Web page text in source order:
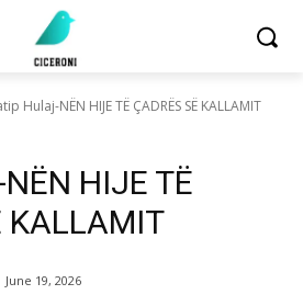
Hulaj-NËN HIJE TË ÇADRËS SË KALLAMIT
HIJE TË
KALLAMIT
June 19, 2026